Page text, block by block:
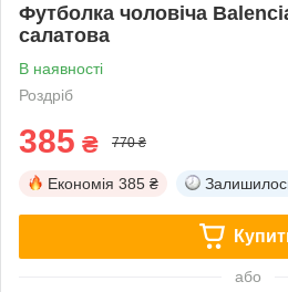
Футболка чоловіча
салатова
В наявності
Роздріб
385 ₴ 770 ₴
Економія 385 ₴
або